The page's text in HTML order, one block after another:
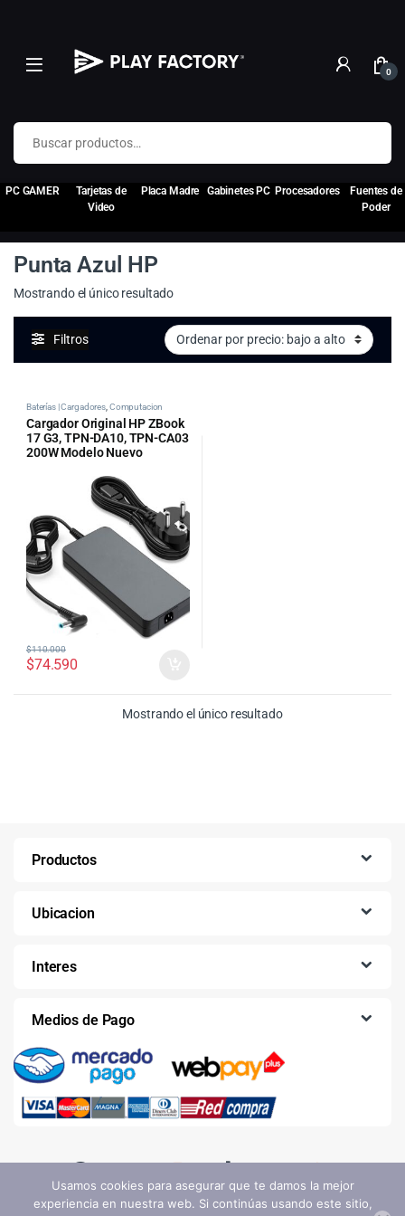
0
Buscar por:
PC GAMER
Tarjetas de
Video
Placa Madre Gabinetes PC Procesadores
Fuentes de
Poder
Punta Azul HP
Mostrando el único resultado
Filtros
Baterías | Cargadores Computacion
Cargador Original HP ZBook
17 G3, TPN-DA10, TPN-CA03
200W Modelo Nuevo
$74.590
$110.000
Mostrando el único resultado
Productos
Ubicacion
Interes
Medios de Pago
Usamos cookies para asegurar que te damos la mejor
experiencia en nuestra web. Si continúas usando este sitio,